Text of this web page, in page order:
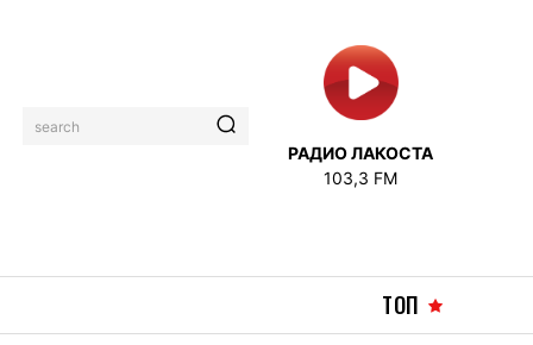
search
РАДИО ЛАКОСТА
103,3 FM
ТОП